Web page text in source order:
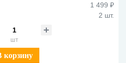
1 499 ₽
2 шт.
шт
корзину